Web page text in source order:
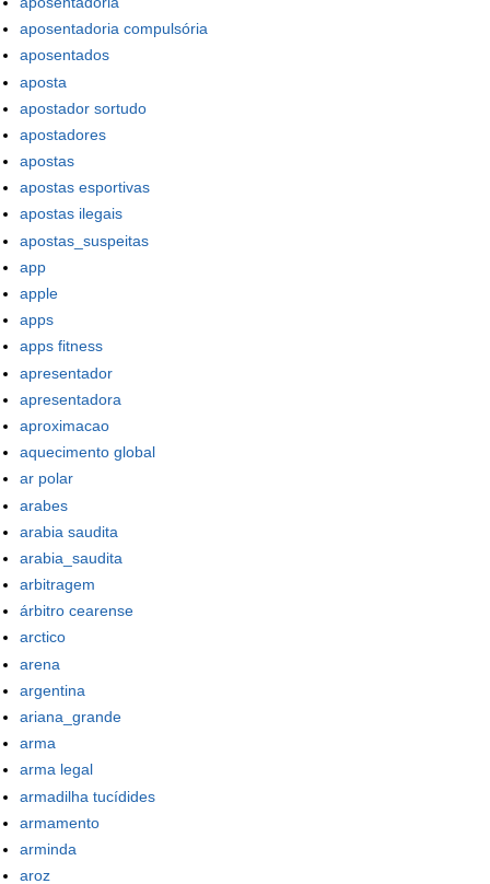
aposentadoria compulsória
aposentados
aposta
apostador sortudo
apostadores
apostas
apostas esportivas
apostas ilegais
apostas_suspeitas
app
apple
apps
apps fitness
apresentador
apresentadora
aproximacao
aquecimento global
ar polar
arabes
arabia saudita
arabia_saudita
arbitragem
árbitro cearense
arctico
arena
argentina
ariana_grande
arma
arma legal
armadilha tucídides
armamento
arminda
aroz